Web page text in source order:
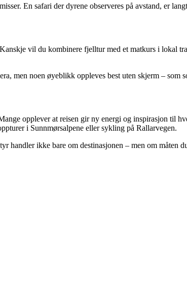
En safari der dyrene observeres på avstand, er
vil du kombinere fjelltur med et matkurs i lokal
men noen øyeblikk oppleves best uten skjerm – som
opplever at reisen gir ny energi og inspirasjon til
i Sunnmørsalpene eller sykling på Rallarvegen.
handler ikke bare om destinasjonen – men om måten